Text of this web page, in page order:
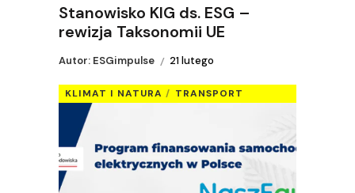
Stanowisko KIG ds. ESG –
rewizja Taksonomii UE
Autor: ESGimpulse 21 lutego
KLIMAT I NATURA TRANSPORT